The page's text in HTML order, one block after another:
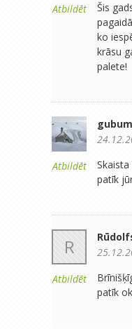
Atbildēt
Šis
ko
krāsu
palete!
Atbildēt
patīk
R
Atbildēt
patīk